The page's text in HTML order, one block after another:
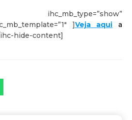
ihc_mb_type=”show”
]Veja aqui
a
hide-content]